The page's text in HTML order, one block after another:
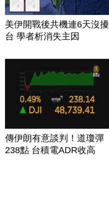
美伊開戰後共機連6天沒擾
台 學者析消失主因
傳伊朗有意談判！道瓊彈
238點 台積電ADR收高